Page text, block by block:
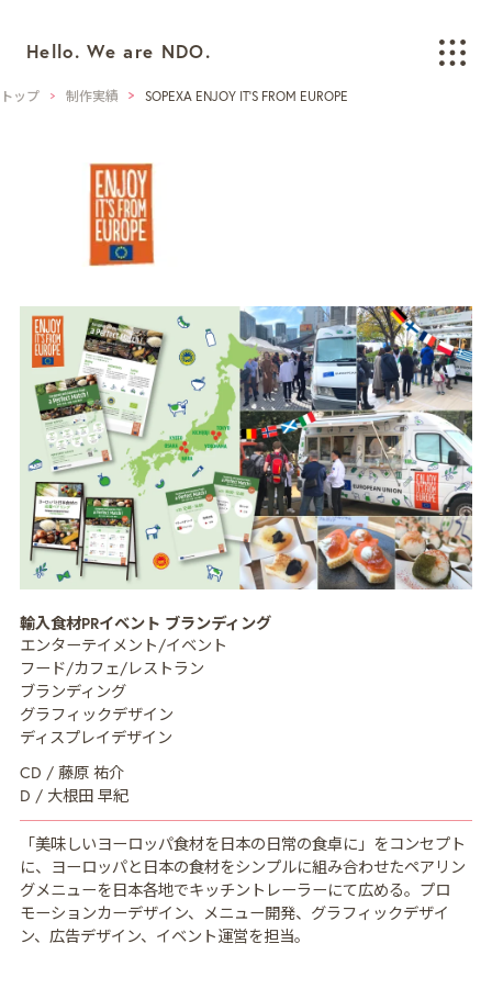
Hello. We are NDO.
WORKS 制作実績
BRANDING
GRAPHICグラフィックデザイン
PACKAGING パッケージデザイン
WEBウェブデザイン
SPACE/INTERIOR空間デザイン
MISSIONミッション
CREATIVE MENUクリエイティブ領域
COMPANY 企業情報
CREATORSクリエイター紹介
RECRUIT採用情報
NEWSニュース
COLUMNNDOのノート
CONTACTお問い合わせ
トップ 制作実績 SOPEXA ENJOY IT’S FROM EUROPE
輸入食材PRイベント ブランディング
エンターテイメント/イベント
フード/カフェ/レストラン
ブランディング
グラフィックデザイン
ディスプレイデザイン
CD / 藤原 祐介
D / 大根田 早紀
「美味しいヨーロッパ食材を日本の日常の食卓に」をコンセプト
に、ヨーロッパと日本の食材をシンプルに組み合わせたペアリン
グメニューを日本各地でキッチントレーラーにて広める。プロ
モーションカーデザイン、メニュー開発、グラフィックデザイ
ン、広告デザイン、イベント運営を担当。